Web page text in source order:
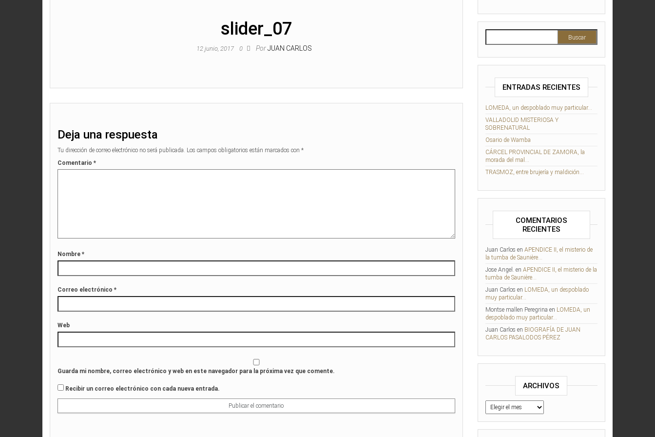
slider_07
12 junio, 2017 0 Por JUAN CARLOS
Deja una respuesta
Tu dirección de correo electrónico no será publicada. Los campos obligatorios están marcados con *
Comentario *
Nombre *
Correo electrónico *
Web
Guarda mi nombre, correo electrónico y web en este navegador para la próxima vez que comente.
Recibir un correo electrónico con cada nueva entrada.
ENTRADAS RECIENTES
LOMEDA, un despoblado muy particular…
VALLADOLID MISTERIOSA Y
SOBRENATURAL
Osario de Wamba
CÁRCEL PROVINCIAL DE ZAMORA, la
morada del mal…
TRASMOZ, entre brujería y maldición…
COMENTARIOS
RECIENTES
Juan Carlos en APENDICE II, el misterio de
la tumba de Saunière…
Jose Angel. en APENDICE II, el misterio de la
tumba de Saunière…
Juan Carlos en LOMEDA, un despoblado
muy particular…
Montse mallen Peregrina en LOMEDA, un
despoblado muy particular…
Juan Carlos en BIOGRAFÍA DE JUAN
CARLOS PASALODOS PÉREZ
ARCHIVOS
Archivos